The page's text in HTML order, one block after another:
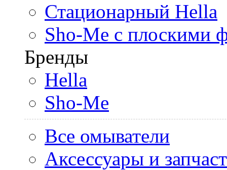
Стационарный Hella
Sho-Me с плоскими
Бренды
Hella
Sho-Me
Все омыватели
Аксессуары и